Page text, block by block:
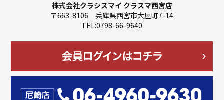
株式会社クラシスマイ クラスマ西宮店
〒663-8106 兵庫県西宮市大屋町7-14
TEL:0798-66-9640